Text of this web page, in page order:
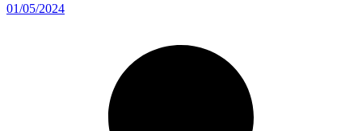
01/05/2024